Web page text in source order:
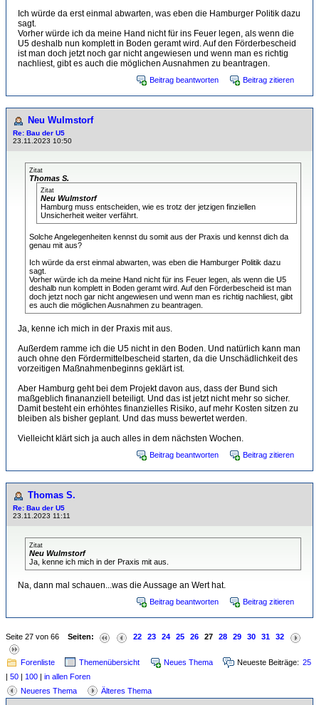
Ich würde da erst einmal abwarten, was eben die Hamburger Politik dazu
sagt.
Vorher würde ich da meine Hand nicht für ins Feuer legen, als wenn die
U5 deshalb nun komplett in Boden geramt wird. Auf den Förderbescheid
ist man doch jetzt noch gar nicht angewiesen und wenn man es richtig
nachliest, gibt es auch die möglichen Ausnahmen zu beantragen.
Beitrag beantworten Beitrag zitieren
Neu Wulmstorf
Re: Bau der U5
23.11.2023 10:50
Zitat
Thomas S.
Zitat
Neu Wulmstorf
Hamburg muss entscheiden, wie es trotz der jetzigen finziellen
Unsicherheit weiter verfährt.
Solche Angelegenheiten kennst du somit aus der Praxis und kennst dich da
genau mit aus?
Ich würde da erst einmal abwarten, was eben die Hamburger Politik dazu
sagt.
Vorher würde ich da meine Hand nicht für ins Feuer legen, als wenn die U5
deshalb nun komplett in Boden geramt wird. Auf den Förderbescheid ist man
doch jetzt noch gar nicht angewiesen und wenn man es richtig nachliest, gibt
es auch die möglichen Ausnahmen zu beantragen.
Ja, kenne ich mich in der Praxis mit aus.
Außerdem ramme ich die U5 nicht in den Boden. Und natürlich kann man
auch ohne den Fördermittelbescheid starten, da die Unschädlichkeit des
vorzeitigen Maßnahmenbeginns geklärt ist.
Aber Hamburg geht bei dem Projekt davon aus, dass der Bund sich
maßgeblich finananziell beteiligt. Und das ist jetzt nicht mehr so sicher.
Damit besteht ein erhöhtes finanzielles Risiko, auf mehr Kosten sitzen zu
bleiben als bisher geplant. Und das muss bewertet werden.
Vielleicht klärt sich ja auch alles in dem nächsten Wochen.
Beitrag beantworten Beitrag zitieren
Thomas S.
Re: Bau der U5
23.11.2023 11:11
Zitat
Neu Wulmstorf
Ja, kenne ich mich in der Praxis mit aus.
Na, dann mal schauen...was die Aussage an Wert hat.
Beitrag beantworten Beitrag zitieren
Seite 27 von 66 Seiten: 22 23 24 25 26 27 28 29 30 31 32
Forenliste Themenübersicht Neues Thema Neueste Beiträge: 25
| 50 | 100 | in allen Foren
Neueres Thema
Älteres Thema